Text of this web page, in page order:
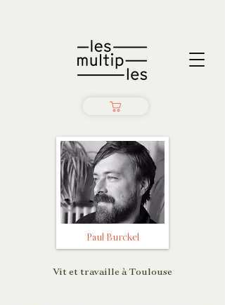
Paul Burckel
Vit et travaille à Toulouse